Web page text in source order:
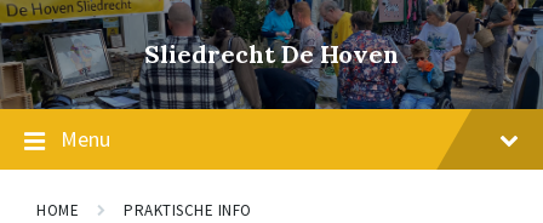
Skip
to
content
Skip
to
main
navigation
Skip
to
footer
Sliedrecht De Hoven
Menu
HOME PRAKTISCHE INFO